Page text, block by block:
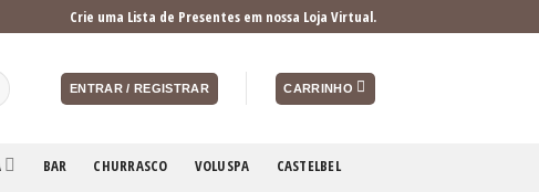
Crie uma Lista de Presentes em nossa Loja Virtual.
ENTRAR / REGISTRAR CARRINHO
BAR CHURRASCO VOLUSPA CASTELBEL